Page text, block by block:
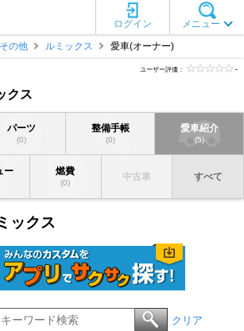
メニュー
ログイン
その他 ルミックス 愛車(オーナー)
クス
ユーザー評価： -
パーツ
(0)
整備手帳
(0)
愛車紹介
(5)
ー 燃費
(0)
中古車 すべて
ックス
クリア